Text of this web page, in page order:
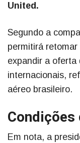
United.
Segundo a
permitirá
expandir a oferta
internacionais,
aéreo brasileiro.
Em nota, a